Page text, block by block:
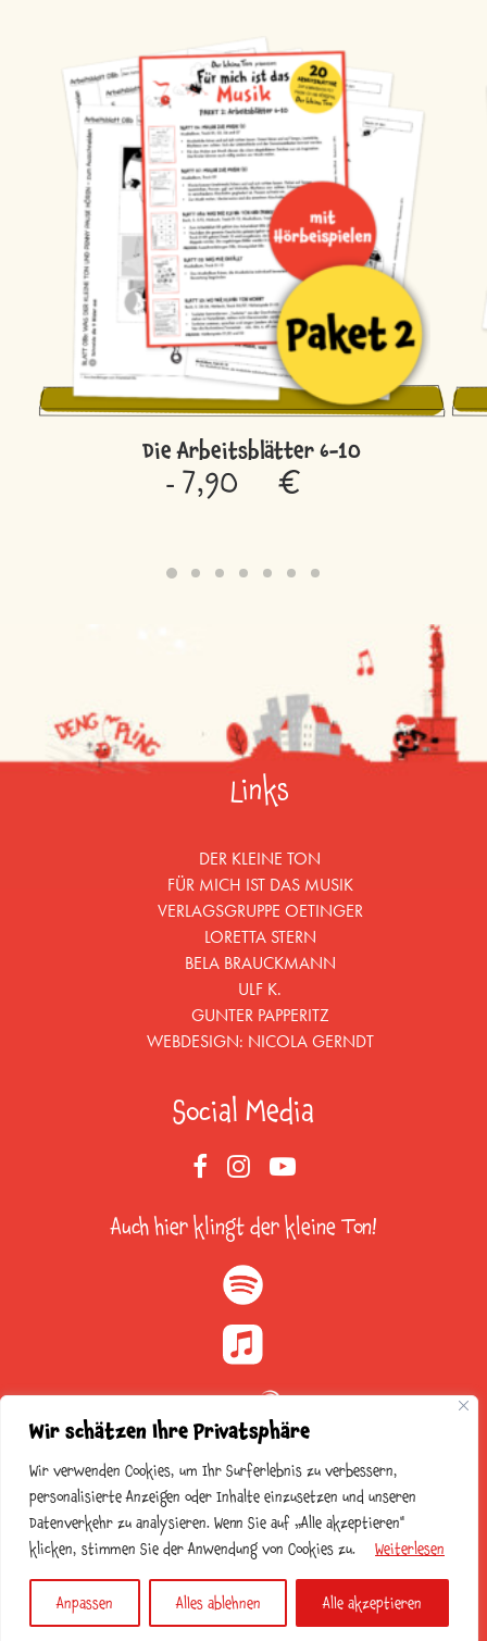
Wir schätzen Ihre Privatsphäre
Wir verwenden Cookies, um Ihr Surferlebnis zu verbessern,
personalisierte Anzeigen oder Inhalte einzusetzen und unseren
Datenverkehr zu analysieren. Wenn Sie auf „Alle akzeptieren"
klicken, stimmen Sie der Anwendung von Cookies zu.
Weiterlesen
Anpassen Alles ablehnen Alle akzeptieren
Die Arbeitsblätter 6-10
7,90€
Links
DER KLEINE TON
FÜR MICH IST DAS MUSIK
VERLAGSGRUPPE OETINGER
LORETTA STERN
BELA BRAUCKMANN
ULF K.
GUNTER PAPPERITZ
WEBDESIGN: NICOLA GERNDT
Social Media
Auch hier klingt der kleine Ton!
Rechts
IMPRESSUM
DATENSCHUTZERKLÄRUNG